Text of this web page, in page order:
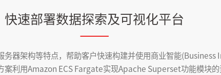
快速部署数据探索及可视化平台
务器架构等特点，帮助客户快速构建并使用商业智能
案利用Amazon ECS Fargate实现Apache Superset功能模块